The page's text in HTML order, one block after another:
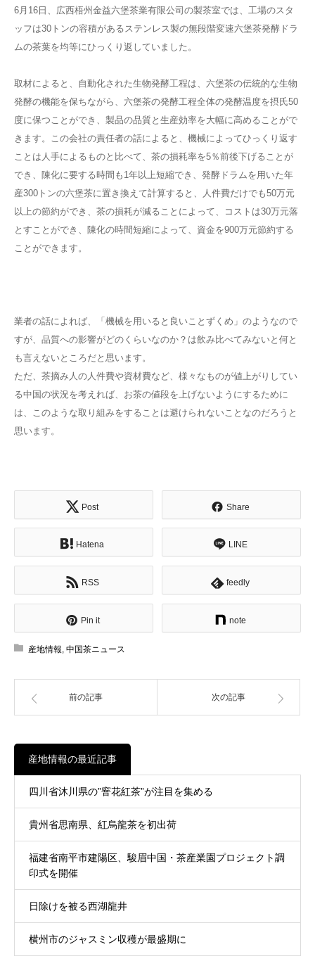
6月16日、広西梧州金益六堡茶業有限公司の製茶室では、工場のスタ
ッフは30トンの容積があるステンレス製の無段階変速六堡茶発酵ドラ
ムの茶葉を均等にひっくり返していました。
取材によると、自動化された生物発酵工程は、六堡茶の伝統的な生物
発酵の機能を保ちながら、六堡茶の発酵工程全体の発酵温度を摂氏50
度に保つことができ、製品の品質と生産効率を大幅に高めることがで
きます。この会社の責任者の話によると、機械によってひっくり返す
ことは人手によるものと比べて、茶の損耗率を5％前後下げることが
でき、陳化に要する時間も1年以上短縮でき、発酵ドラムを用いた年
産300トンの六堡茶に置き換えて計算すると、人件費だけでも50万元
以上の節約ができ、茶の損耗が減ることによって、コストは30万元落
とすことができ、陳化の時間短縮によって、資金を900万元節約する
ことができます。
業者の話によれば、「機械を用いると良いことずくめ」のようなので
すが、品質への影響がどのくらいなのか？は飲み比べてみないと何と
も言えないところだと思います。
ただ、茶摘み人の人件費や資材費など、様々なものが値上がりしてい
る中国の状況を考えれば、お茶の値段を上げないようにするために
は、このような取り組みをすることは避けられないことなのだろうと
思います。
Post Share
Hatena LINE
RSS feedly
Pin it note
産地情報, 中国茶ニュース
前の記事 次の記事
産地情報の最近記事
四川省沐川県の”窨花紅茶”が注目を集める
貴州省思南県、紅烏龍茶を初出荷
福建省南平市建陽区、駿眉中国・茶産業園プロジェクト調
印式を開催
日除けを被る西湖龍井
横州市のジャスミン収穫が最盛期に